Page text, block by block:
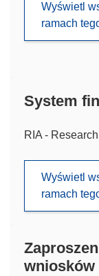
Wyświetl
ramach
System
RIA -
Wyświetl
ramach
wniosków